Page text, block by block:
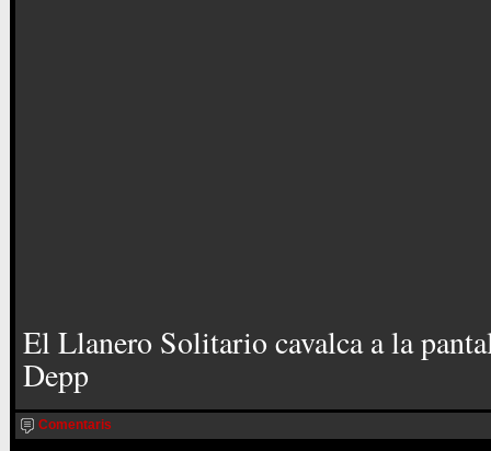
El Llanero Solitario cavalca a la
Depp
Comentaris